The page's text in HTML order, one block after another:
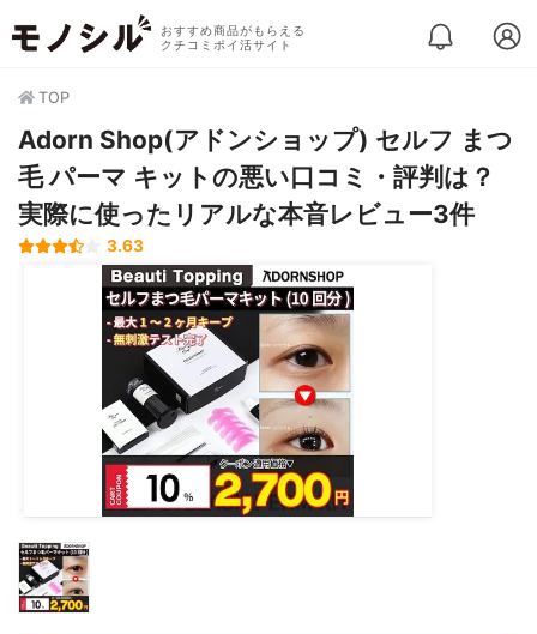
おすすめ商品がもらえる
クチコミポイ活サイト
TOP
Adorn Shop(アドンショップ) セルフ まつ
毛 パーマ キットの悪い口コミ・評判は？
実際に使ったリアルな本音レビュー3件
3.63